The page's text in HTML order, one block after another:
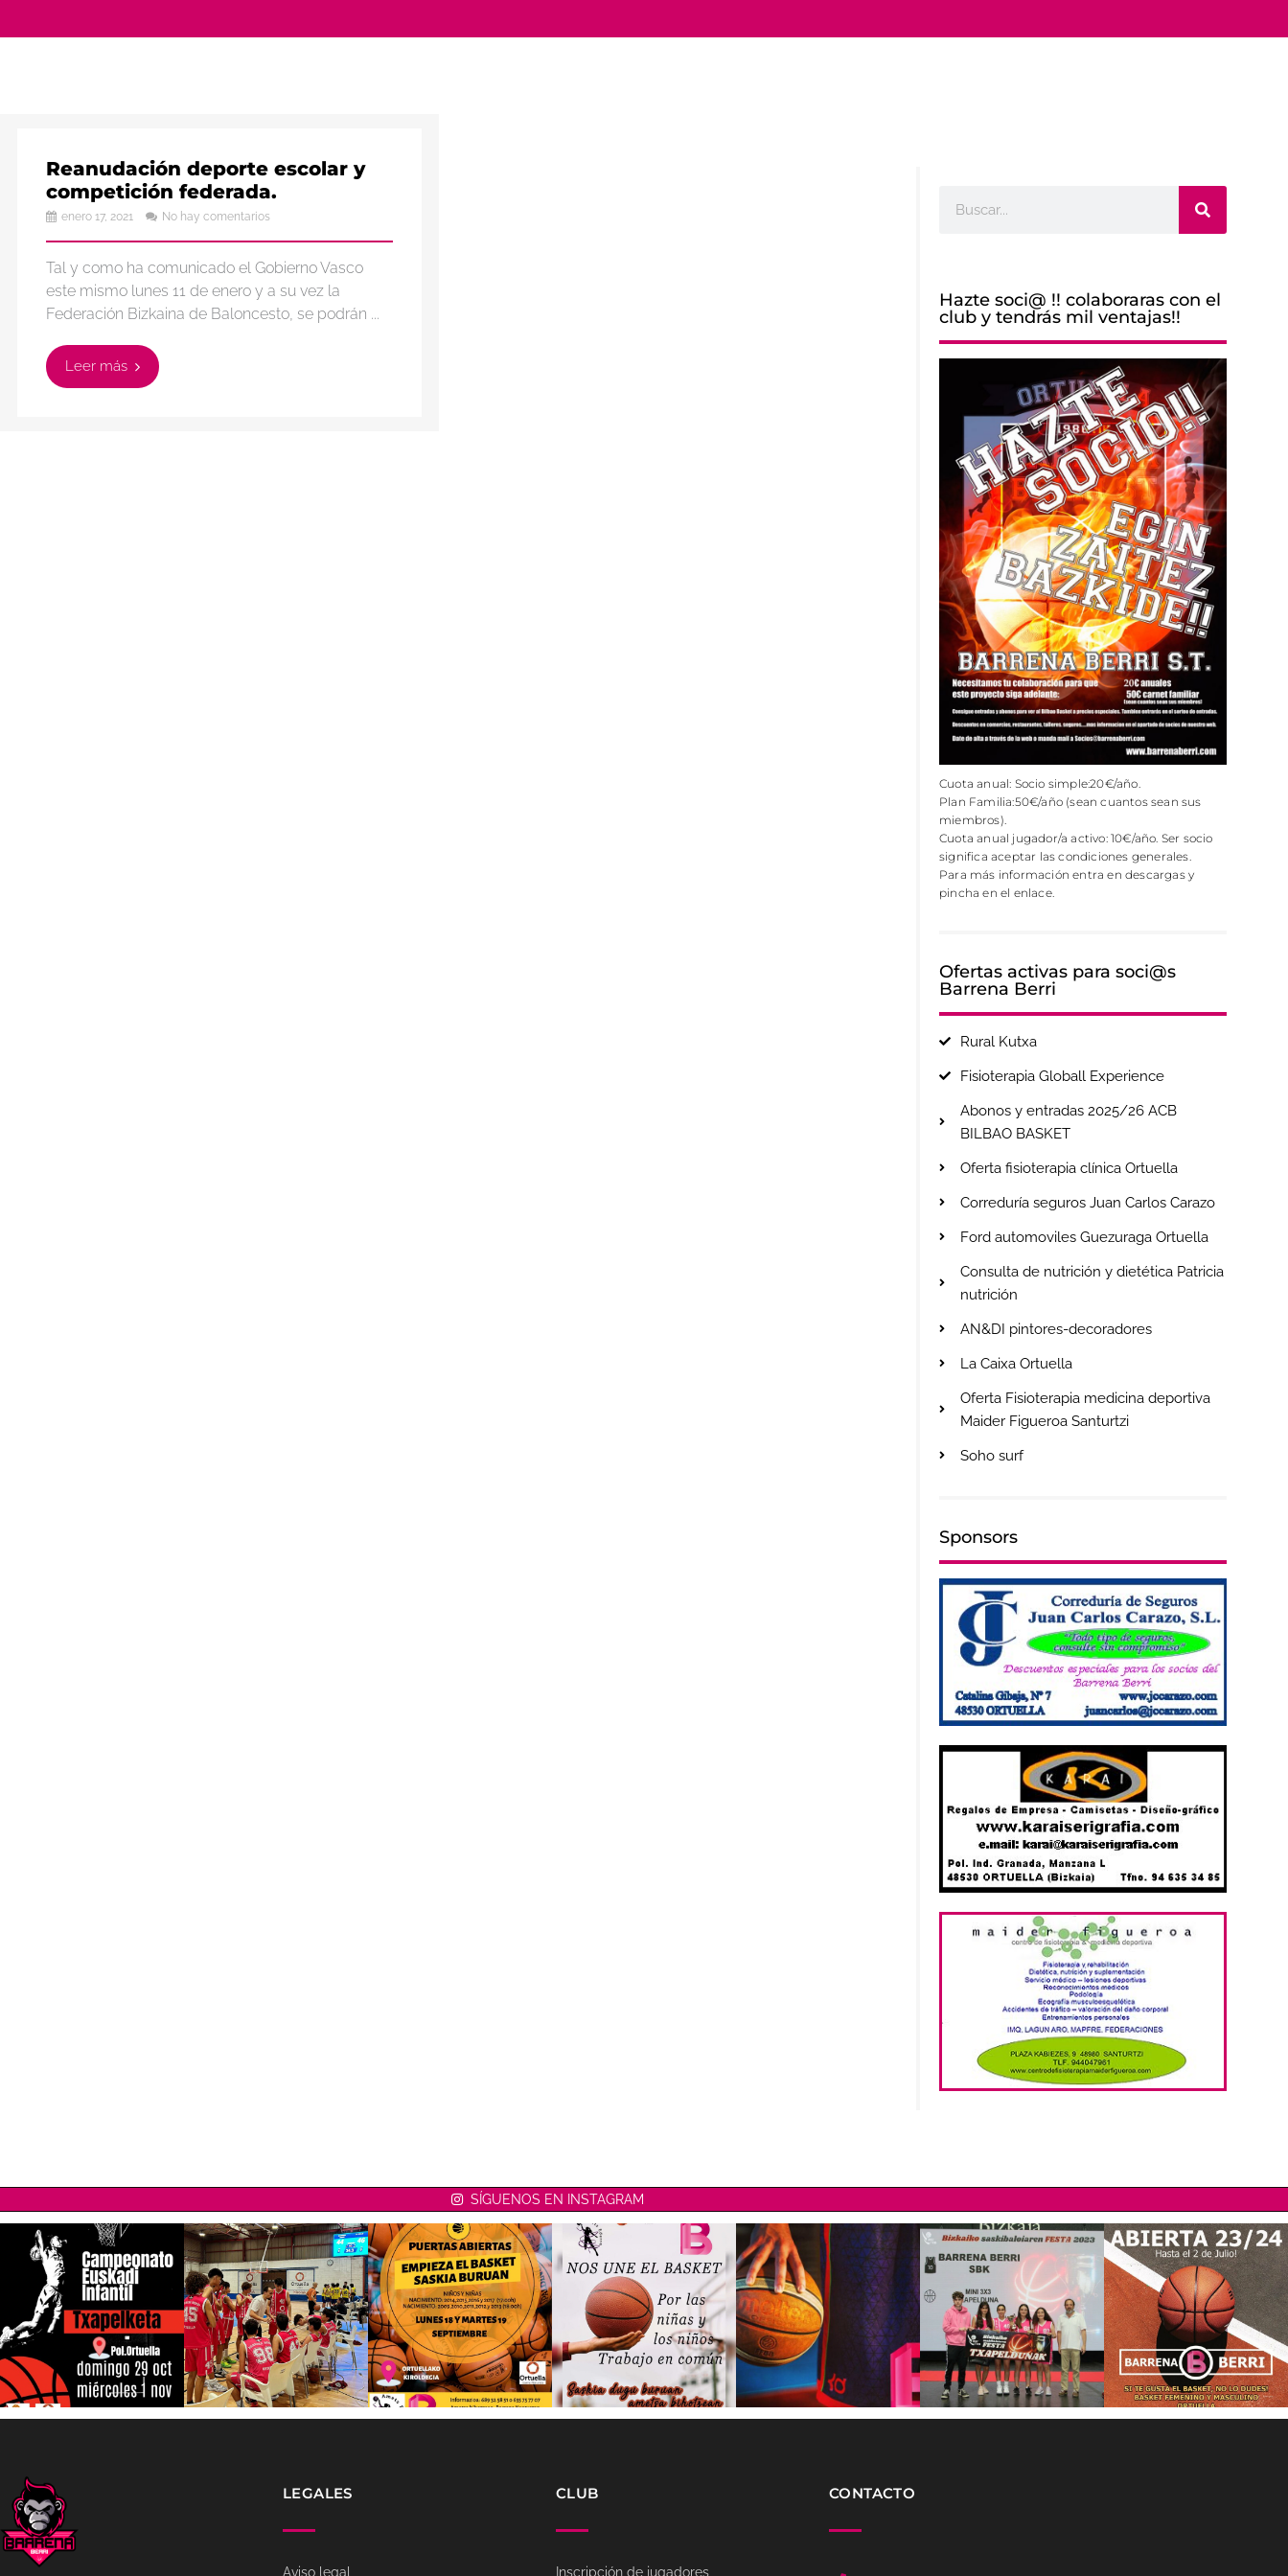
Reanudación deporte escolar y
competición federada.
enero 17, 2021 No hay comentarios
Tal y como ha comunicado el Gobierno Vasco
este mismo lunes 11 de enero y a su vez la
Federación Bizkaina de Baloncesto, se podrán ...
Leer más
Hazte soci@ !! colaboraras con el
club y tendrás mil ventajas!!
Cuota anual: Socio simple:20€/año.
Plan Familia:50€/año (sean cuantos sean sus
miembros).
Cuota anual jugador/a activo: 10€/año. Ser socio
significa aceptar las condiciones generales.
Para más información entra en descargas y
pincha en el enlace.
Ofertas activas para soci@s
Barrena Berri
Rural Kutxa
Fisioterapia Globall Experience
Abonos y entradas 2025/26 ACB
BILBAO BASKET
Oferta fisioterapia clínica Ortuella
Correduría seguros Juan Carlos Carazo
Ford automoviles Guezuraga Ortuella
Consulta de nutrición y dietética Patricia
nutrición
AN&DI pintores-decoradores
La Caixa Ortuella
Oferta Fisioterapia medicina deportiva
Maider Figueroa Santurtzi
Soho surf
Sponsors
SÍGUENOS EN INSTAGRAM
LEGALES
Aviso legal
CLUB
Inscripción de jugadores
CONTACTO